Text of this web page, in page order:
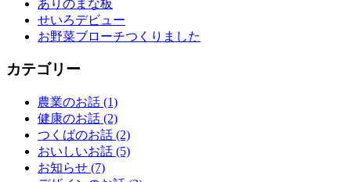
ありのまな板
せいろデビュー
お野菜ブローチつくりました
カテゴリー
農業のお話 (1)
健康のお話 (2)
つくばのお話 (2)
おいしいお話 (5)
お知らせ (7)